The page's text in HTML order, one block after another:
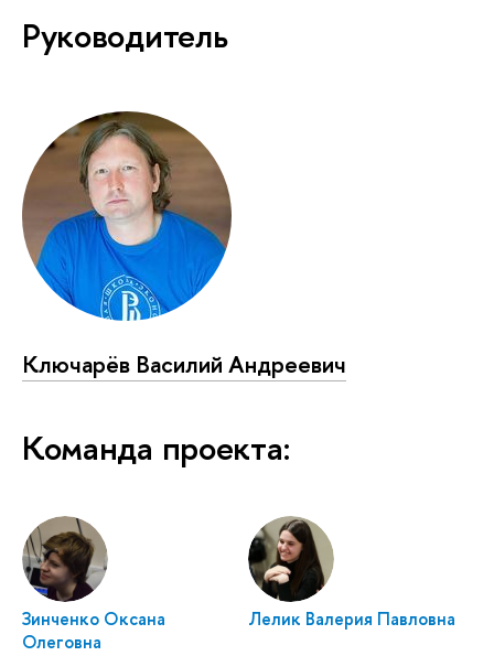
Руководитель
Ключарёв Василий Андреевич
Команда проекта:
Зинченко Оксана
Олеговна
Лелик Валерия Павловна